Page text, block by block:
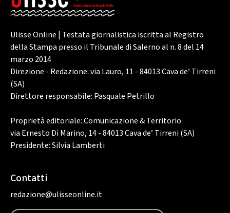
Ulisse Online | Testata giornalistica iscritta al Registro
della Stampa presso il Tribunale di Salerno al n. 8 del 14
marzo 2014
Direzione - Redazione: via Lauro, 11 - 84013 Cava de’ Tirreni
(SA)
Direttore responsabile: Pasquale Petrillo
Proprietà editoriale: Comunicazione & Territorio
via Ernesto Di Marino, 14 - 84013 Cava de’ Tirreni (SA)
Presidente: Silvia Lamberti
Contatti
redazione@ulisseonline.it